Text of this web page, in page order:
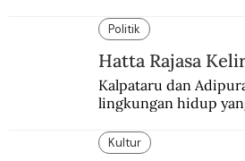
Malang.
Politik
Hatta Rajasa
Kalpataru dan
lingkungan hidup
yang berbeda.
Kultur